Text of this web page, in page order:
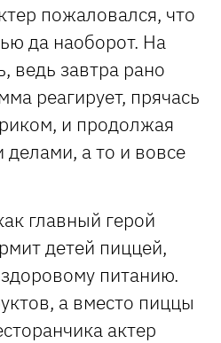
пожаловался, что
да наоборот. На
ведь завтра рано
реагирует, прячась
и продолжая
делами, а то и вовсе
главный герой
детей пиццей,
питанию.
а вместо пиццы
актер